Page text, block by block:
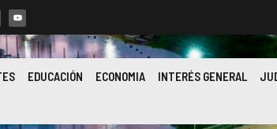
EDUCACIÓN ECONOMIA INTERÉS GENERAL